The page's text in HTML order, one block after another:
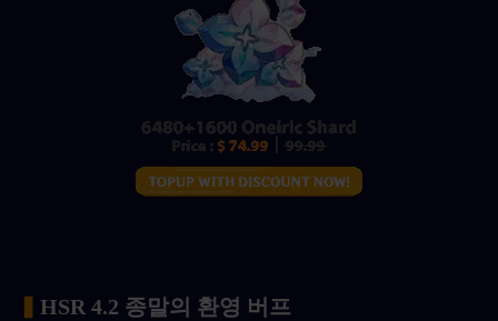
HSR 4.2 종말의 환영 버프